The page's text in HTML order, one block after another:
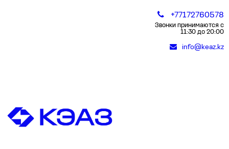
+77172760578
Звонки принимаются с
11:30 до 20:00
info@keaz.kz